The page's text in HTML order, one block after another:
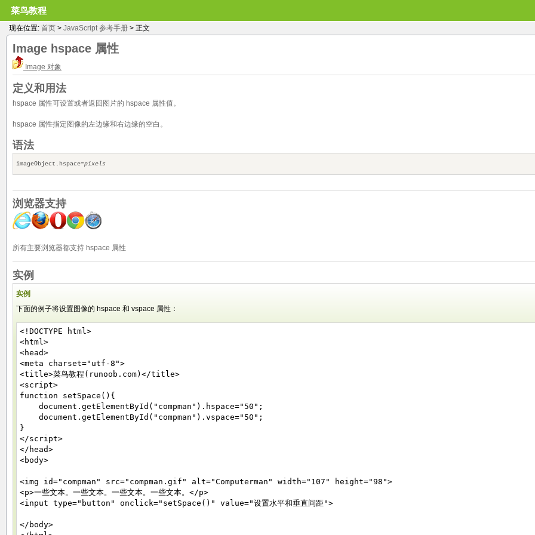
菜鸟教程
现在位置: 首页 > JavaScript 参考手册 > 正文
Image hspace 属性
Image 对象
定义和用法
hspace 属性可设置或者返回图片的 hspace 属性值。
hspace 属性指定图像的左边缘和右边缘的空白。
语法
imageObject.hspace=pixels
浏览器支持
所有主要浏览器都支持 hspace 属性
实例
实例
下面的例子将设置图像的 hspace 和 vspace 属性：
<!DOCTYPE html>
<html>
<head>
<meta charset="utf-8">
<title>菜鸟教程(runoob.com)</title>
<script>
function setSpace(){
document.getElementById("compman").hspace="50";
document.getElementById("compman").vspace="50";
}
</script>
</head>
<body>
<img id="compman" src="compman.gif" alt="Computerman" width="107" height="98">
<p>一些文本。一些文本。一些文本。一些文本。</p>
<input type="button" onclick="setSpace()" value="设置水平和垂直间距">
</body>